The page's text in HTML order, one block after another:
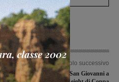
Articolo successivo
La Bruschi Basket San Giovanni a